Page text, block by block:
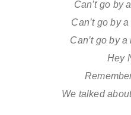
Can’t go by
Can’t go by
Can’t go by
Hey
We talked